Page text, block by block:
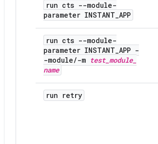
run cts --module-
parameter INSTANT_APP
run cts --module-
parameter INSTANT_APP -
-module/-m test_ module_
name
run retry